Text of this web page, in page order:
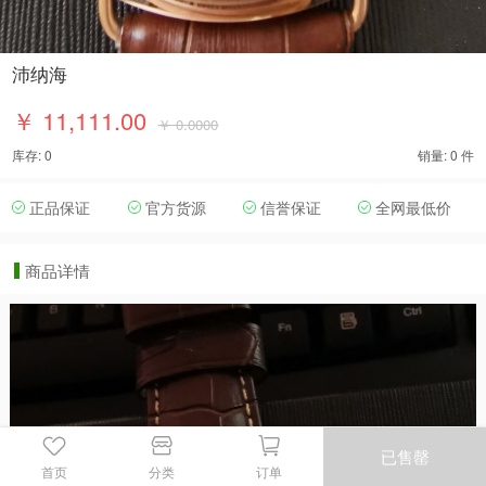
沛纳海
￥ 11,111.00 ￥ 0.0000
库存: 0 销量: 0 件
正品保证 官方货源 信誉保证 全网最低价
商品详情
首页 分类 订单
已售罄